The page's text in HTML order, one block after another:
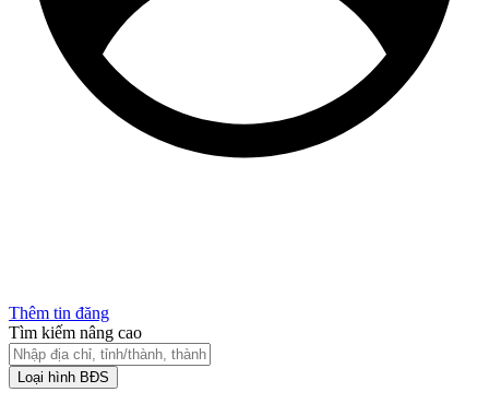
Thêm tin đăng
Tìm kiếm nâng cao
Loại hình BĐS